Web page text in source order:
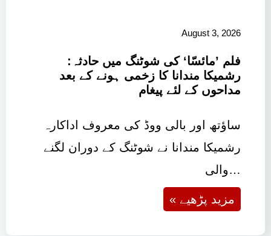
August 3, 2026
فلم ’مائسّا‘ کی شوٹنگ میں حادثہ:
رشمیکا مندانا کا زخمی ہونے کے بعد
مداحوں کے لئے پیغام
ساؤتھ اور بالی ووڈ کی معروف اداکارہ
رشمیکا مندانا نے شوٹنگ کے دوران لگنے
والی…
« مزید پڑھیے